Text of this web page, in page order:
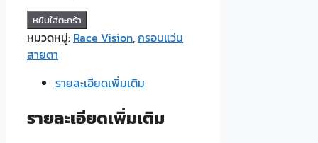
จำนวน
Race
Vision
หยิบใส่ตะกร้า
หมวดหมู่: Race Vision,กรอบแว่น
สายตา
รายละเอียดเพิ่มเติม
รายละเอียดเพิ่มเติม